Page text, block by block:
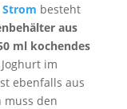
besteht
aus
ml kochendes
im
ebenfalls aus
muss den